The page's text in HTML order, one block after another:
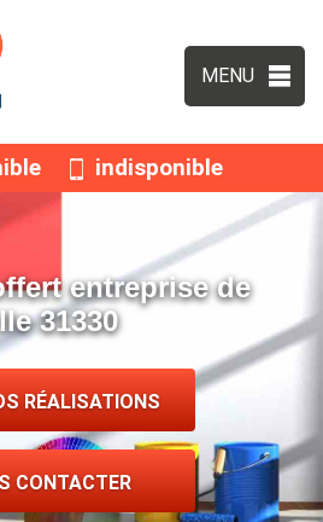
MENU
indisponible
entreprise de
31330
RÉALISATIONS
CONTACTER